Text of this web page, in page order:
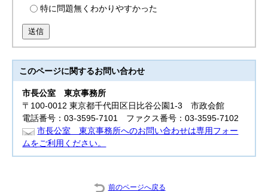
特に問題無くわかりやすかった
送信
このページに関するお問い合わせ
市長公室東京事務所
〒100-0012 東京都千代田区日比谷公園1-3 市政会館
電話番号：03-3595-7101 ファクス番号：03-3595-7102
市長公室 東京事務所へのお問い合わせは専用フォー
ムをご利用ください。
前のページへ戻る